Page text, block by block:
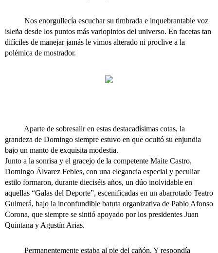
Nos enorgullecía escuchar su timbrada e inquebrantable voz
isleña desde los puntos más variopintos del universo. En facetas tan
difíciles de manejar jamás le vimos alterado ni proclive a la
polémica de mostrador.
Aparte de sobresalir en estas destacadísimas cotas, la
grandeza de Domingo siempre estuvo en que ocultó su enjundia
bajo un manto de exquisita modestia.
Junto a la sonrisa y el gracejo de la competente Maite Castro,
Domingo Álvarez Febles, con una elegancia especial y peculiar
estilo formaron, durante dieciséis años, un dúo inolvidable en
aquellas “Galas del Deporte”, escenificadas en un abarrotado Teatro
Guimerá, bajo la inconfundible batuta organizativa de Pablo Afonso
Corona, que siempre se sintió apoyado por los presidentes Juan
Quintana y Agustín Arias.
Permanentemente estaba al pie del cañón. Y respondía